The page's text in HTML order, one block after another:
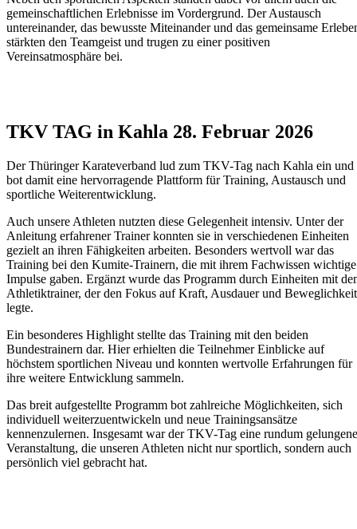
gemeinschaftlichen Erlebnisse im Vordergrund. Der Austausch
untereinander, das bewusste Miteinander und das gemeinsame
stärkten den Teamgeist und trugen zu einer positiven
Vereinsatmosphäre bei.
TKV TAG in Kahla 28. Februar 2026
Der Thüringer Karateverband lud zum TKV-Tag nach Kahla ein und
bot damit eine hervorragende Plattform für Training, Austausch und
sportliche Weiterentwicklung.
Auch unsere Athleten nutzten diese Gelegenheit intensiv. Unter der
Anleitung erfahrener Trainer konnten sie in verschiedenen Einheiten
gezielt an ihren Fähigkeiten arbeiten. Besonders wertvoll war das
Training bei den Kumite-Trainern, die mit ihrem Fachwissen wichtige
Impulse gaben. Ergänzt wurde das Programm durch Einheiten mit
Athletiktrainer, der den Fokus auf Kraft, Ausdauer und Beweglichkeit
legte.
Ein besonderes Highlight stellte das Training mit den beiden
Bundestrainern dar. Hier erhielten die Teilnehmer Einblicke auf
höchstem sportlichen Niveau und konnten wertvolle Erfahrungen für
ihre weitere Entwicklung sammeln.
Das breit aufgestellte Programm bot zahlreiche Möglichkeiten, sich
individuell weiterzuentwickeln und neue Trainingsansätze
kennenzulernen. Insgesamt war der TKV-Tag eine rundum gelungene
Veranstaltung, die unseren Athleten nicht nur sportlich, sondern auch
persönlich viel gebracht hat.